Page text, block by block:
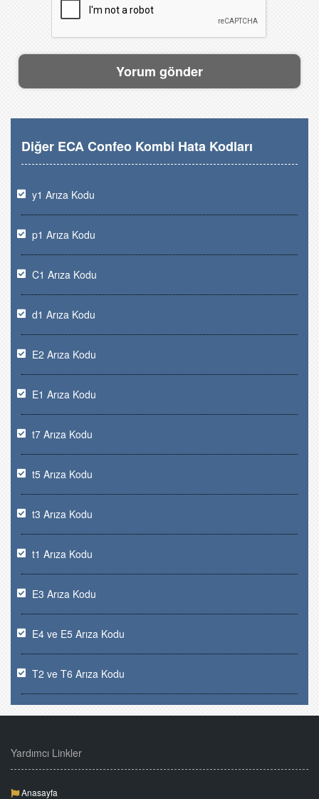
Diğer ECA Confeo Kombi Hata Kodları
y1 Arıza Kodu
p1 Arıza Kodu
C1 Arıza Kodu
d1 Arıza Kodu
E2 Arıza Kodu
E1 Arıza Kodu
t7 Arıza Kodu
t5 Arıza Kodu
t3 Arıza Kodu
t1 Arıza Kodu
E3 Arıza Kodu
E4 ve E5 Arıza Kodu
T2 ve T6 Arıza Kodu
Yardımcı Linkler
Anasayfa